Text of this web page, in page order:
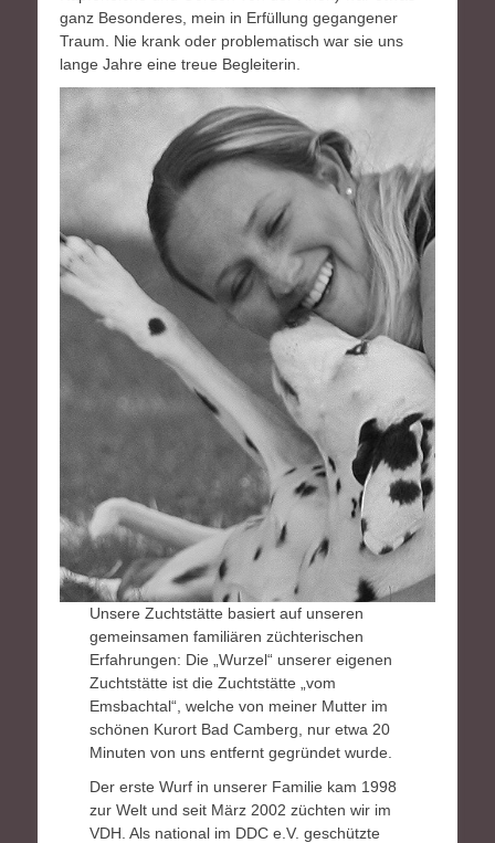
ganz Besonderes, mein in Erfüllung gegangener
Traum. Nie krank oder problematisch war sie uns
lange Jahre eine treue Begleiterin.
Unsere Zuchtstätte basiert auf unseren
gemeinsamen familiären züchterischen
Erfahrungen: Die „Wurzel“ unserer eigenen
Zuchtstätte ist die Zuchtstätte „vom
Emsbachtal“, welche von meiner Mutter im
schönen Kurort Bad Camberg, nur etwa 20
Minuten von uns entfernt gegründet wurde.
Der erste Wurf in unserer Familie kam 1998
zur Welt und seit März 2002 züchten wir im
VDH. Als national im DDC e.V. geschützte